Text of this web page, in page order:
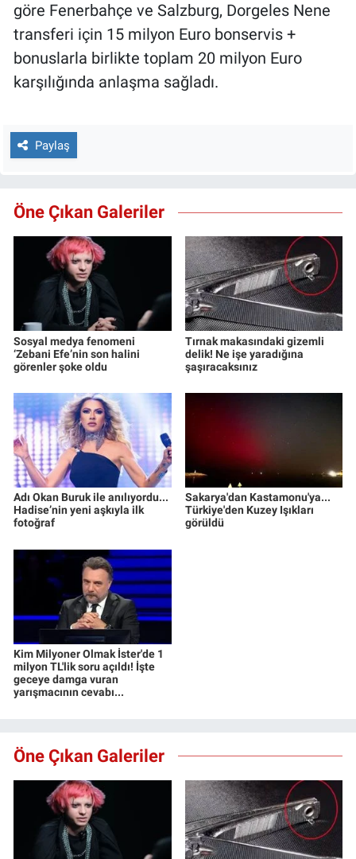
göre Fenerbahçe ve Salzburg, Dorgeles Nene
transferi için 15 milyon Euro bonservis +
bonuslarla birlikte toplam 20 milyon Euro
karşılığında anlaşma sağladı.
Paylaş
Öne Çıkan Galeriler
Sosyal medya fenomeni
‘Zebani Efe’nin son halini
görenler şoke oldu
Tırnak makasındaki gizemli
delik! Ne işe yaradığına
şaşıracaksınız
Adı Okan Buruk ile anılıyordu...
Hadise’nin yeni aşkıyla ilk
fotoğraf
Sakarya'dan Kastamonu'ya...
Türkiye'den Kuzey Işıkları
görüldü
Kim Milyoner Olmak İster'de 1
milyon TL'lik soru açıldı! İşte
geceye damga vuran
yarışmacının cevabı...
Öne Çıkan Galeriler